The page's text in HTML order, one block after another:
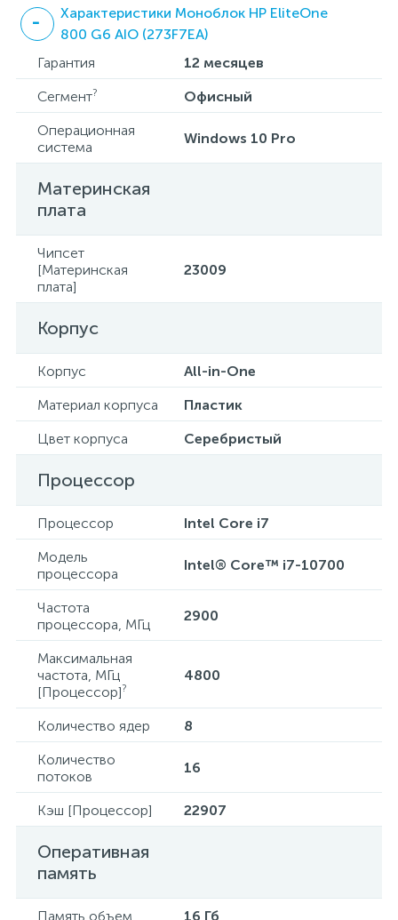
Характеристики Моноблок HP EliteOne
800 G6 AIO (273F7EA)
Гарантия
12 месяцев
Сегмент?
Офисный
Операционная
система
Windows 10 Pro
Материнская
плата
Чипсет
[Материнская
плата]
23009
Корпус
Корпус
All-in-One
Материал корпуса
Пластик
Цвет корпуса
Серебристый
Процессор
Процессор
Intel Core i7
Модель
процессора
Intel® Core™ i7-10700
Частота
процессора, МГц
2900
Максимальная
частота, МГц
[Процессор]?
4800
Количество ядер
8
Количество
потоков
16
Кэш [Процессор] 22907
Оперативная
память
Память объем
16 Гб